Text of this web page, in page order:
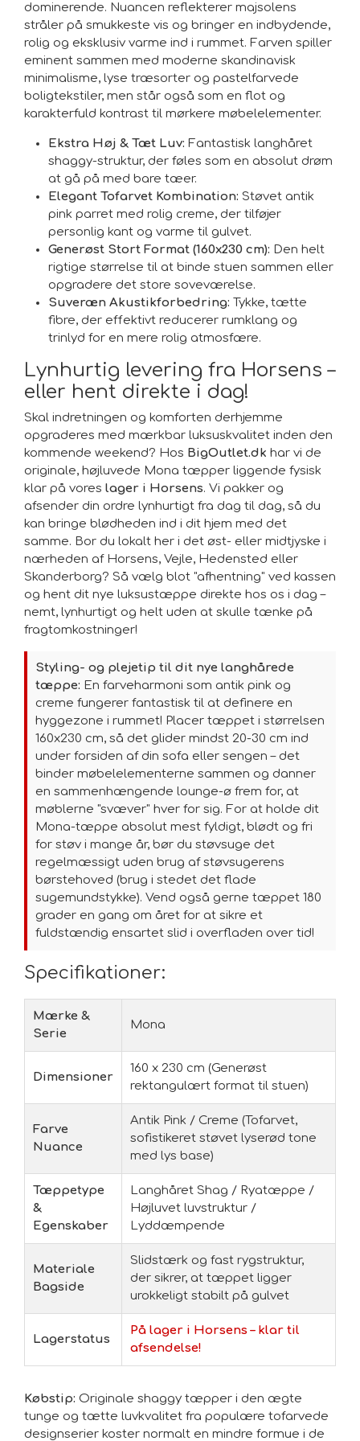
dominerende. Nuancen reflekterer majsolens
stråler på smukkeste vis og bringer en indbydende,
rolig og eksklusiv varme ind i rummet. Farven spiller
eminent sammen med moderne skandinavisk
minimalisme, lyse træsorter og pastelfarvede
boligtekstiler, men står også som en flot og
karakterfuld kontrast til mørkere møbelelementer.
Ekstra Høj & Tæt Luv: Fantastisk langhåret
shaggy-struktur, der føles som en absolut drøm
at gå på med bare tæer.
Elegant Tofarvet Kombination: Støvet antik
pink parret med rolig creme, der tilføjer
personlig kant og varme til gulvet.
Generøst Stort Format (160x230 cm): Den helt
rigtige størrelse til at binde stuen sammen eller
opgradere det store soveværelse.
Suveræn Akustikforbedring: Tykke, tætte
fibre, der effektivt reducerer rumklang og
trinlyd for en mere rolig atmosfære.
Lynhurtig levering fra Horsens –
eller hent direkte i dag!
Skal indretningen og komforten derhjemme
opgraderes med mærkbar luksuskvalitet inden den
kommende weekend? Hos BigOutlet.dk har vi de
originale, højluvede Mona tæpper liggende fysisk
klar på vores lager i Horsens. Vi pakker og
afsender din ordre lynhurtigt fra dag til dag, så du
kan bringe blødheden ind i dit hjem med det
samme. Bor du lokalt her i det øst- eller midtjyske i
nærheden af Horsens, Vejle, Hedensted eller
Skanderborg? Så vælg blot "afhentning" ved kassen
og hent dit nye luksustæppe direkte hos os i dag –
nemt, lynhurtigt og helt uden at skulle tænke på
fragtomkostninger!
Styling- og plejetip til dit nye langhårede
tæppe: En farveharmoni som antik pink og
creme fungerer fantastisk til at definere en
hyggezone i rummet! Placer tæppet i størrelsen
160x230 cm, så det glider mindst 20-30 cm ind
under forsiden af din sofa eller sengen – det
binder møbelelementerne sammen og danner
en sammenhængende lounge-ø frem for, at
møblerne "svæver" hver for sig. For at holde dit
Mona-tæppe absolut mest fyldigt, blødt og fri
for støv i mange år, bør du støvsuge det
regelmæssigt uden brug af støvsugerens
børstehoved (brug i stedet det flade
sugemundstykke). Vend også gerne tæppet 180
grader en gang om året for at sikre et
fuldstændig ensartet slid i overfladen over tid!
Specifikationer:
Mærke &
Serie
Mona
Dimensioner
160 x 230 cm (Generøst
rektangulært format til stuen)
Farve
Nuance
Antik Pink / Creme (Tofarvet,
sofistikeret støvet lyserød tone
med lys base)
Tæppetype
&
Egenskaber
Langhåret Shag / Ryatæppe /
Højluvet luvstruktur /
Lyddæmpende
Materiale
Bagside
Slidstærk og fast rygstruktur,
der sikrer, at tæppet ligger
urokkeligt stabilt på gulvet
Lagerstatus
På lager i Horsens – klar til
afsendelse!
Købstip: Originale shaggy tæpper i den ægte
tunge og tætte luvkvalitet fra populære tofarvede
designserier koster normalt en mindre formue i de